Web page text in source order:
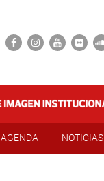
AGENDA NOTICIAS